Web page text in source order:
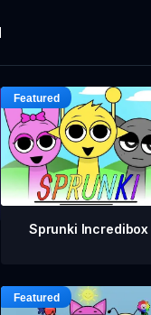
Sprunki Incredibox